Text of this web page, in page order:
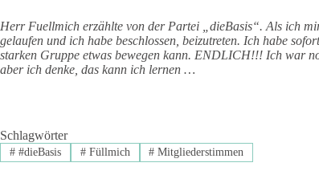
Herr Fuellmich erzählte von der Partei „dieBasis“. Als ich
gelaufen und ich habe beschlossen, beizutreten. Ich habe
starken Gruppe etwas bewegen kann. ENDLICH!!! Ich war
aber ich denke, das kann ich lernen …
Schlagwörter
##dieBasis #Füllmich # Mitgliederstimmen